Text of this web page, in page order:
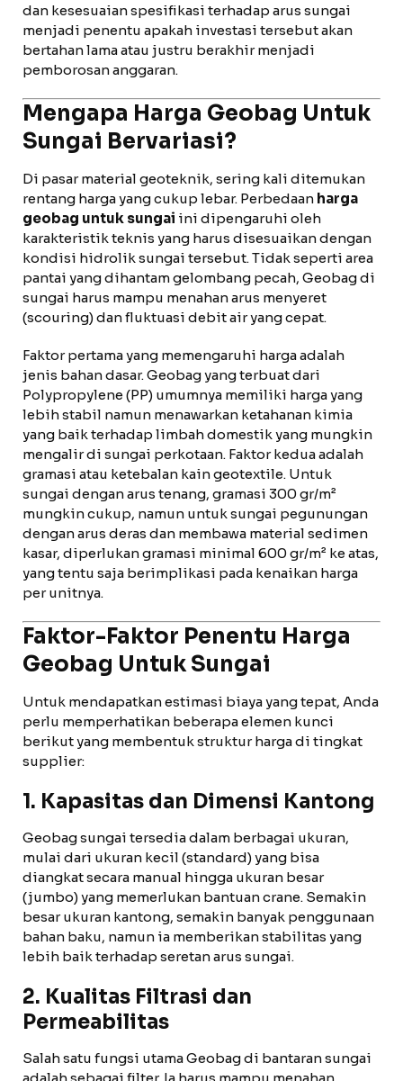
dan kesesuaian spesifikasi terhadap arus sungai
menjadi penentu apakah investasi tersebut akan
bertahan lama atau justru berakhir menjadi
pemborosan anggaran.
Mengapa Harga Geobag Untuk
Sungai Bervariasi?
Di pasar material geoteknik, sering kali ditemukan
rentang harga yang cukup lebar. Perbedaan harga
geobag untuk sungai ini dipengaruhi oleh
karakteristik teknis yang harus disesuaikan dengan
kondisi hidrolik sungai tersebut. Tidak seperti area
pantai yang dihantam gelombang pecah, Geobag di
sungai harus mampu menahan arus menyeret
(scouring) dan fluktuasi debit air yang cepat.
Faktor pertama yang memengaruhi harga adalah
jenis bahan dasar. Geobag yang terbuat dari
Polypropylene (PP) umumnya memiliki harga yang
lebih stabil namun menawarkan ketahanan kimia
yang baik terhadap limbah domestik yang mungkin
mengalir di sungai perkotaan. Faktor kedua adalah
gramasi atau ketebalan kain geotextile. Untuk
sungai dengan arus tenang, gramasi 300 gr/m²
mungkin cukup, namun untuk sungai pegunungan
dengan arus deras dan membawa material sedimen
kasar, diperlukan gramasi minimal 600 gr/m² ke atas,
yang tentu saja berimplikasi pada kenaikan harga
per unitnya.
Faktor-Faktor Penentu Harga
Geobag Untuk Sungai
Untuk mendapatkan estimasi biaya yang tepat, Anda
perlu memperhatikan beberapa elemen kunci
berikut yang membentuk struktur harga di tingkat
supplier:
1. Kapasitas dan Dimensi Kantong
Geobag sungai tersedia dalam berbagai ukuran,
mulai dari ukuran kecil (standard) yang bisa
diangkat secara manual hingga ukuran besar
(jumbo) yang memerlukan bantuan crane. Semakin
besar ukuran kantong, semakin banyak penggunaan
bahan baku, namun ia memberikan stabilitas yang
lebih baik terhadap seretan arus sungai.
2. Kualitas Filtrasi dan
Permeabilitas
Salah satu fungsi utama Geobag di bantaran sungai
adalah sebagai filter. Ia harus mampu menahan